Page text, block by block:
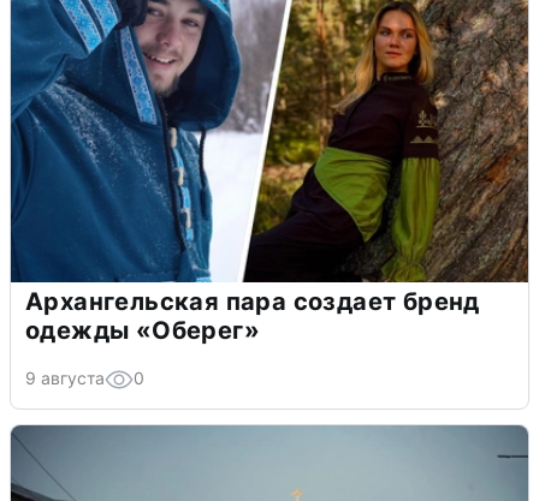
Архангельская пара создает бренд
одежды «Оберег»
9 августа 0